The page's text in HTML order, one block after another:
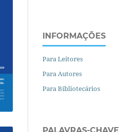
INFORMAÇÕES
Para Leitores
Para Autores
Para Bibliotecários